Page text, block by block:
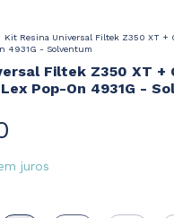
Kit Resina Universal Filtek Z350 XT +
4931G - Solventum
Filtek Z350 XT +
Pop-On 4931G -
juros